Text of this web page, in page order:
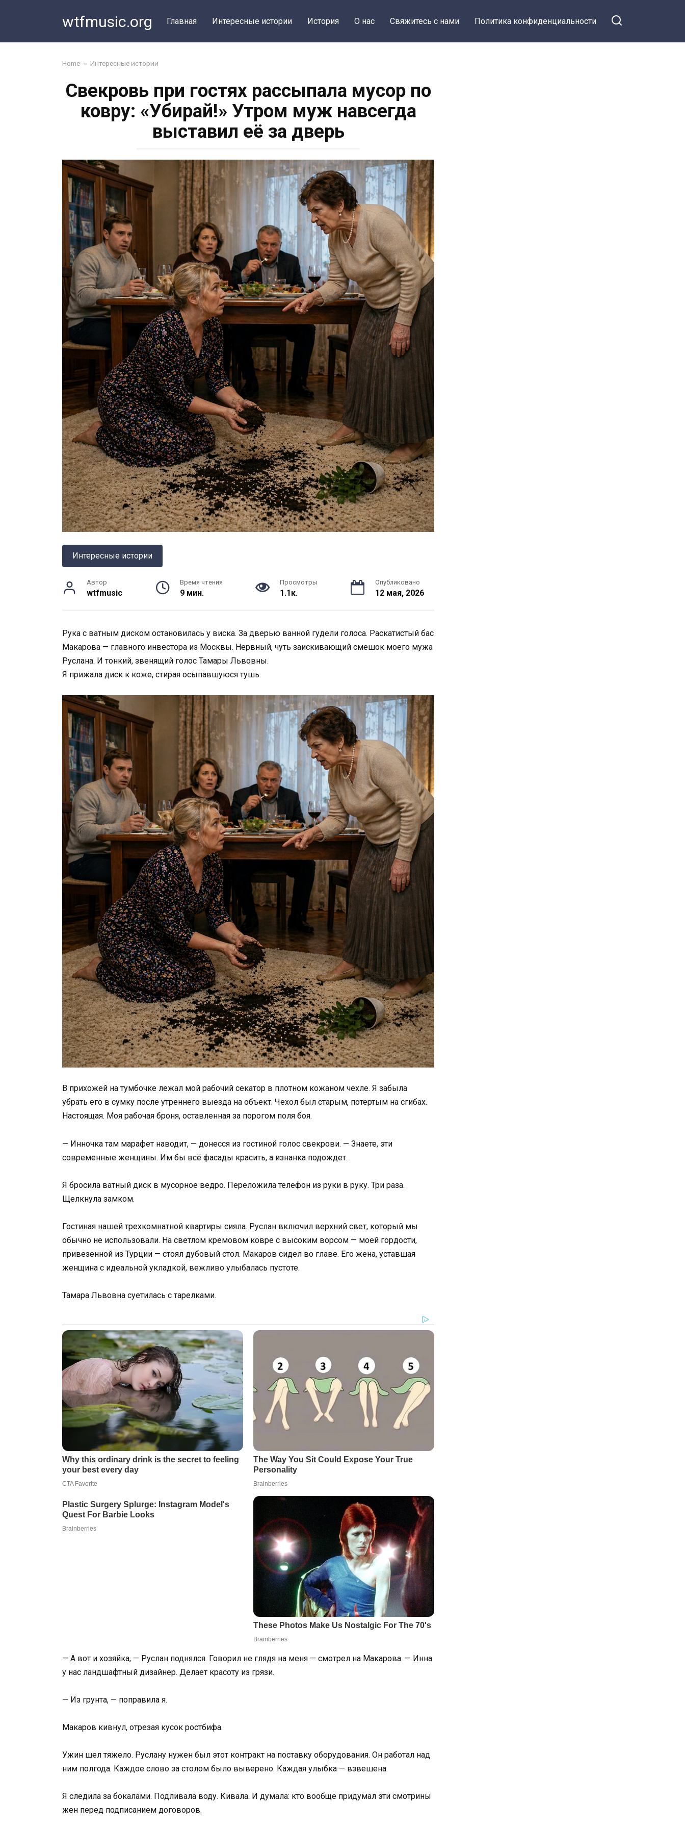
wtfmusic.org Главная Интересные истории История О нас Свяжитесь с нами Политика конфиденциальности
Home » Интересные истории
Свекровь при гостях рассыпала мусор по
ковру: «Убирай!» Утром муж навсегда
выставил её за дверь
Интересные истории
Автор
wtfmusic
Время чтения
9 мин.
Просмотры
1.1к.
Опубликовано
12 мая, 2026
Рука с ватным диском остановилась у виска. За дверью ванной гудели голоса. Раскатистый бас
Макарова — главного инвестора из Москвы. Нервный, чуть заискивающий смешок моего мужа
Руслана. И тонкий, звенящий голос Тамары Львовны.
Я прижала диск к коже, стирая осыпавшуюся тушь.
В прихожей на тумбочке лежал мой рабочий секатор в плотном кожаном чехле. Я забыла
убрать его в сумку после утреннего выезда на объект. Чехол был старым, потертым на сгибах.
Настоящая. Моя рабочая броня, оставленная за порогом поля боя.
— Инночка там марафет наводит, — донесся из гостиной голос свекрови. — Знаете, эти
современные женщины. Им бы всё фасады красить, а изнанка подождет.
Я бросила ватный диск в мусорное ведро. Переложила телефон из руки в руку. Три раза.
Щелкнула замком.
Гостиная нашей трехкомнатной квартиры сияла. Руслан включил верхний свет, который мы
обычно не использовали. На светлом кремовом ковре с высоким ворсом — моей гордости,
привезенной из Турции — стоял дубовый стол. Макаров сидел во главе. Его жена, уставшая
женщина с идеальной укладкой, вежливо улыбалась пустоте.
Тамара Львовна суетилась с тарелками.
— А вот и хозяйка, — Руслан поднялся. Говорил не глядя на меня — смотрел на Макарова. — Инна
у нас ландшафтный дизайнер. Делает красоту из грязи.
— Из грунта, — поправила я.
Макаров кивнул, отрезая кусок ростбифа.
Ужин шел тяжело. Руслану нужен был этот контракт на поставку оборудования. Он работал над
ним полгода. Каждое слово за столом было выверено. Каждая улыбка — взвешена.
Я следила за бокалами. Подливала воду. Кивала. И думала: кто вообще придумал эти смотрины
жен перед подписанием договоров.